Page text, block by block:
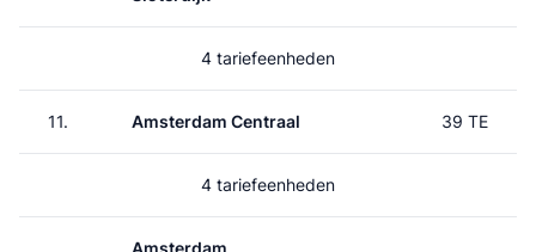
4 tariefeenheden
11. Amsterdam Centraal 39 TE
4 tariefeenheden
Amsterdam